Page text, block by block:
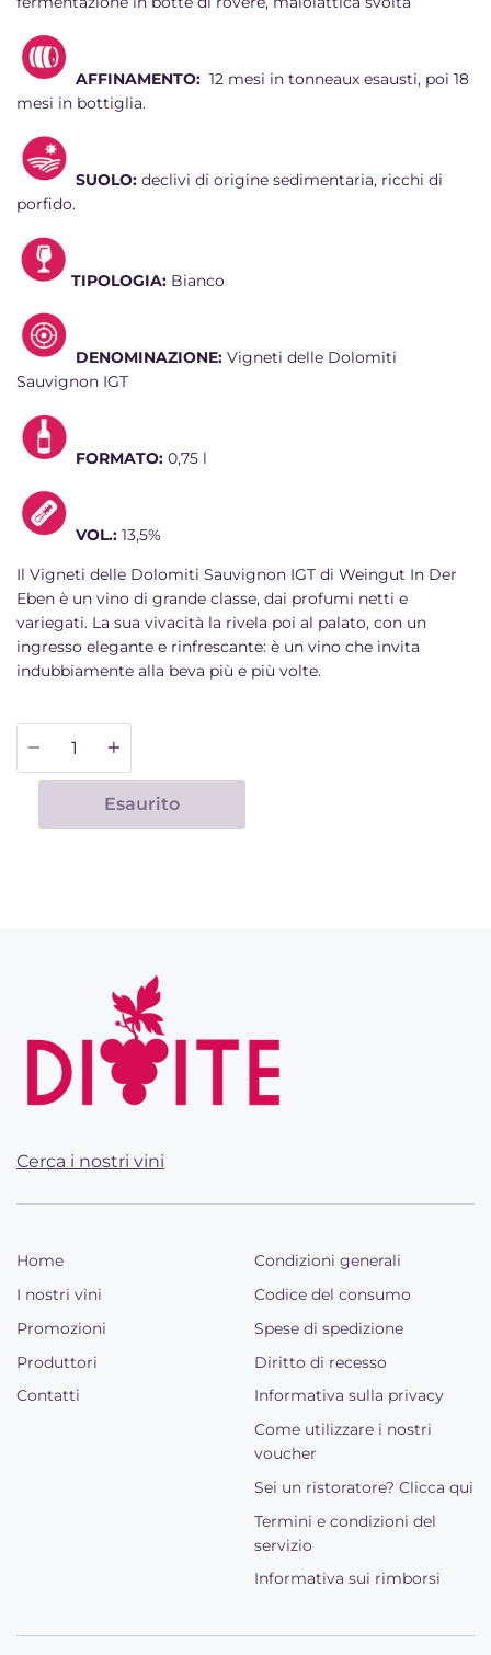
AFFINAMENTO: 12 mesi in tonneaux esausti, poi 18
mesi in bottiglia.
SUOLO: declivi di origine sedimentaria, ricchi di
porfido.
TIPOLOGIA: Bianco
DENOMINAZIONE: Vigneti delle Dolomiti
Sauvignon IGT
FORMATO: 0,75 l
VOL.: 13,5%
Il Vigneti delle Dolomiti Sauvignon IGT di Weingut In Der
Eben è un vino di grande classe, dai profumi netti e
variegati. La sua vivacità la rivela poi al palato, con un
ingresso elegante e rinfrescante: è un vino che invita
indubbiamente alla beva più e più volte.
Quantità
Esaurito
Cerca i nostri vini
Home
I nostri vini
Promozioni
Produttori
Contatti
Condizioni generali
Codice del consumo
Spese di spedizione
Diritto di recesso
Informativa sulla privacy
Come utilizzare i nostri
voucher
Sei un ristoratore? Clicca qui
Termini e condizioni del
servizio
Informativa sui rimborsi